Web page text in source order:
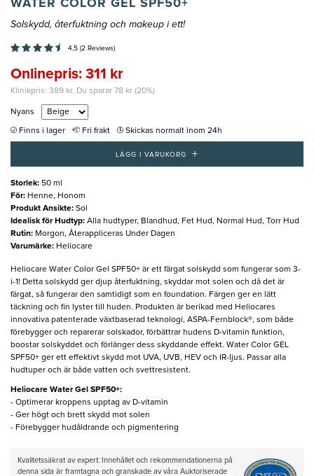
WATER COLOR GEL SPF50+
Solskydd, återfuktning och makeup i ett!
4,5 (2 Reviews)
Onlinepris: 311 kr
Klinikpris: 389 kr. Du sparar 78 kr (20%)
Nyans
Finns i lager Fri frakt Skickas normalt inom 24h
LÄGG I VARUKORG +
Storlek: 50 ml
För: Henne, Honom
Produkt Ansikte: Sol
Idealisk för Hudtyp: Alla hudtyper, Blandhud, Fet Hud, Normal Hud, Torr Hud
Rutin: Morgon, Återappliceras Under Dagen
Varumärke: Heliocare
Heliocare Water Color Gel SPF50+ är ett färgat solskydd som fungerar som 3-
i-1! Detta solskydd ger djup återfuktning, skyddar mot solen och då det är
färgat, så fungerar den samtidigt som en foundation. Färgen ger en lätt
täckning och fin lyster till huden. Produkten är berikad med Heliocares
innovativa patenterade växtbaserad teknologi, ASPA-Fernblock®, som både
förebygger och reparerar solskador, förbättrar hudens D-vitamin funktion,
boostar solskyddet och förlänger dess skyddande effekt. Water Color GEL
SPF50+ ger ett effektivt skydd mot UVA, UVB, HEV och IR-ljus. Passar alla
hudtuper och är både vatten och svettresistent.
Heliocare Water Gel SPF50+:
- Optimerar kroppens upptag av D-vitamin
- Ger högt och brett skydd mot solen
- Förebygger hudåldrande och pigmentering
Kvalitetssäkrat av expert: Innehållet och rekommendationerna på
denna sida är framtagna och granskade av våra Auktoriserade